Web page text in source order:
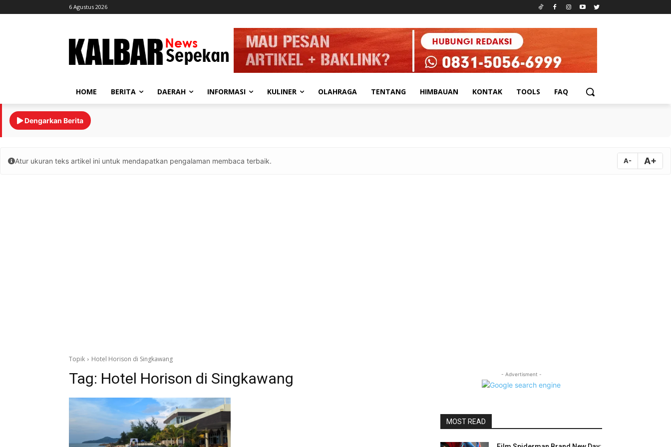
6 Agustus 2026
HOME BERITA DAERAH INFORMASI KULINER OLAHRAGA TENTANG HIMBAUAN KONTAK TOOLS FAQ
Dengarkan Berita
Atur ukuran teks artikel ini untuk mendapatkan pengalaman membaca terbaik. A- A+
Topik Hotel Horison di Singkawang
Tag: Hotel Horison di Singkawang - Advertisment -
MOST READ